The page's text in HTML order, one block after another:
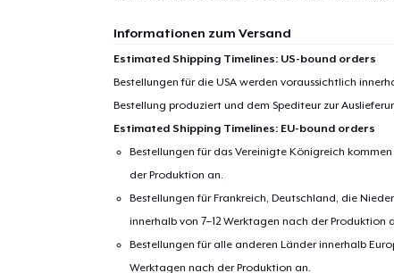
Informationen zum Versand
Estimated Shipping Timelines: US-bound orders
Bestellungen für die USA werden voraussichtlich
Bestellung produziert und dem Spediteur zur
Estimated Shipping Timelines: EU-bound orders
Bestellungen für das Vereinigte Königreich
der Produktion an.
Bestellungen für Frankreich, Deutschland, die
innerhalb von 7–12 Werktagen nach der Produktion
Bestellungen für alle anderen Länder innerhalb
Werktagen nach der Produktion an.